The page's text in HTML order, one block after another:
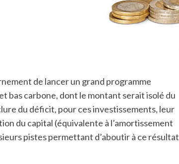
de lancer un grand programme
bas carbone, dont le montant serait isolé du
du déficit, pour ces investissements, leur
du capital (équivalente à l’amortissement
pistes permettant d’aboutir à ce résultat